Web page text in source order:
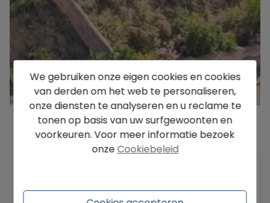
een onverslaanbare kans om het huis van je
We gebruiken onze eigen cookies en cookies
van derden om het web te personaliseren,
onze diensten te analyseren en u reclame te
tonen op basis van uw surfgewoonten en
voorkeuren. Voor meer informatie bezoek
onzeCookiebeleid